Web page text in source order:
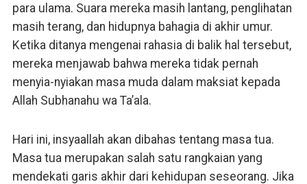
para ulama. Suara mereka masih lantang, penglihatan
masih terang, dan hidupnya bahagia di akhir umur.
Ketika ditanya mengenai rahasia di balik hal tersebut,
mereka menjawab bahwa mereka tidak pernah
menyia-nyiakan masa muda dalam maksiat kepada
Allah Subhanahu wa Ta’ala.
Hari ini, insyaallah akan dibahas tentang masa tua.
Masa tua merupakan salah satu rangkaian yang
mendekati garis akhir dari kehidupan seseorang. Jika